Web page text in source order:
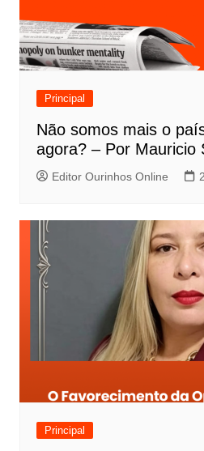
Principal
Não somos mais o
agora? – Por Mauricio
Editor Ourinhos Online
Principal